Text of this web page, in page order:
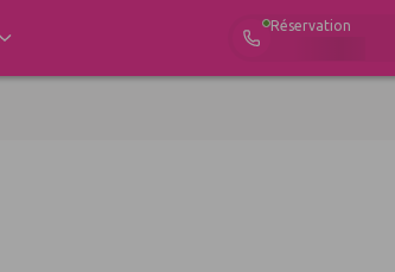
Réservation